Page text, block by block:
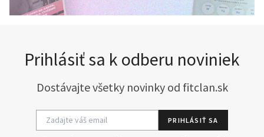
Prihlásiť sa k odberu noviniek
Dostávajte všetky novinky od fitclan.sk
PRIHLÁSIŤ SA